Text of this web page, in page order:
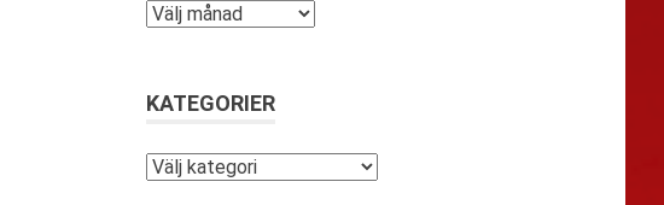
Arkiv
KATEGORIER
Kategorier